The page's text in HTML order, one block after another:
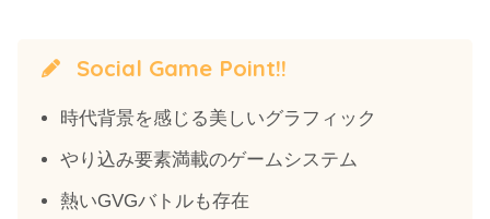
Social Game Point!!
時代背景を感じる美しいグラフィック
やり込み要素満載のゲームシステム
熱いGVGバトルも存在